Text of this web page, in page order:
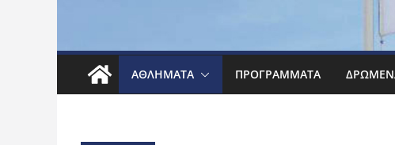
ΑΘΛΉΜΑΤΑ ΠΡΟΓΡΆΜΜΑΤΑ